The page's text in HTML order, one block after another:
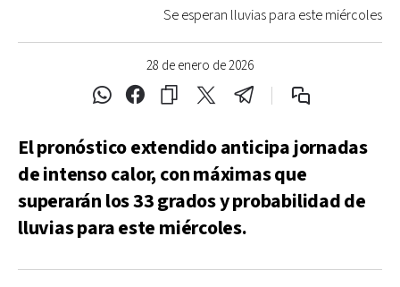
28 de enero de 2026
Se esperan lluvias para este miércoles
El pronóstico extendido anticipa jornadas
de intenso calor, con máximas que
superarán los 33 grados y probabilidad de
lluvias para este miércoles.